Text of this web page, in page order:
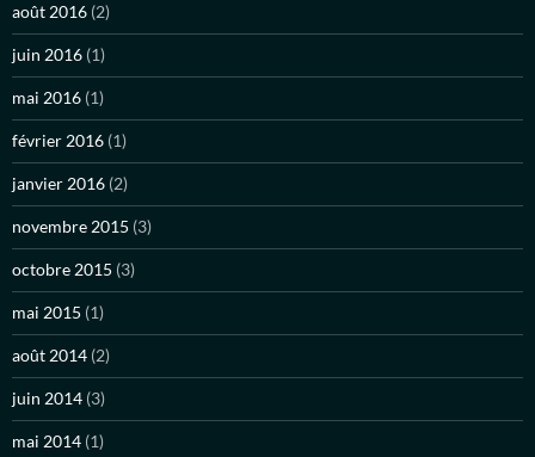
août 2016 (2)
juin 2016 (1)
mai 2016 (1)
février 2016 (1)
janvier 2016 (2)
novembre 2015 (3)
octobre 2015 (3)
mai 2015 (1)
août 2014 (2)
juin 2014 (3)
mai 2014 (1)